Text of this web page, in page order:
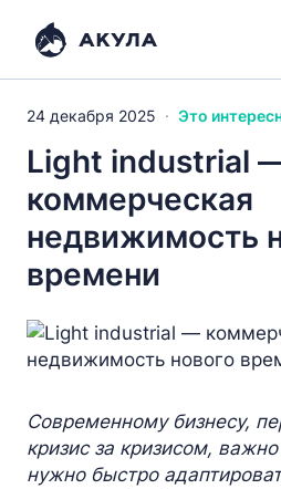
24 декабря 2025 Это
Light industrial
коммерческая
недвижимость
времени
Современному бизнесу,
кризис за кризисом,
нужно быстро